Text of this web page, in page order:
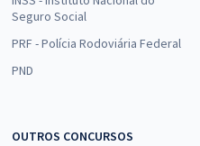
Seguro Social
PRF - Polícia Rodoviária Federal
PND
OUTROS CONCURSOS